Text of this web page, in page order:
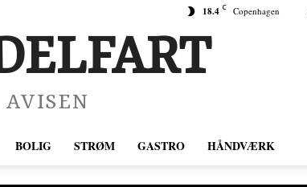
18.4 C Copenhagen
AVISEN
BOLIG STRØM GASTRO HÅNDVÆRK